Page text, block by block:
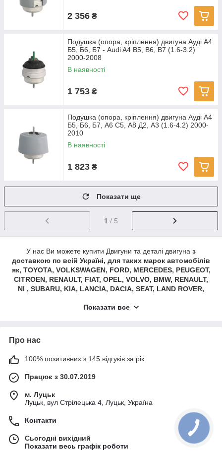
2 356 ₴
Подушка (опора, кріплення) двигуна Ауді А4
Б5, Б6, Б7 - Audi A4 B5, B6, B7 (1.6-3.2)
2000-2008
В наявності
1 753 ₴
Подушка (опора, кріплення) двигуна Ауді А4
Б5, Б6, Б7, А6 С5, А8 Д2, А3 (1.6-4.2) 2000-
2010
В наявності
1 823 ₴
Показати ще
1 / 5
У нас Ви можете купити Двигуни та деталі двигуна з
доставкою по всій Україні, для таких марок автомобілів
як, TOYOTA, VOLKSWAGEN, FORD, MERCEDES, PEUGEOT,
CITROEN, RENAULT, FIAT, OPEL, VOLVO, BMW, RENAULT,
NI , SUBARU, KIA, LANCIA, DACIA, SEAT, LAND ROVER,
JEEP, MITSUBISHI та інших.
Показати все
Про нас
100% позитивних з 145 відгуків за рік
Працює з 30.07.2019
м. Луцьк
Луцьк, вул Стрілецька 4, Луцьк, Україна
Контакти
Сьогодні вихідний
Показати весь графік роботи